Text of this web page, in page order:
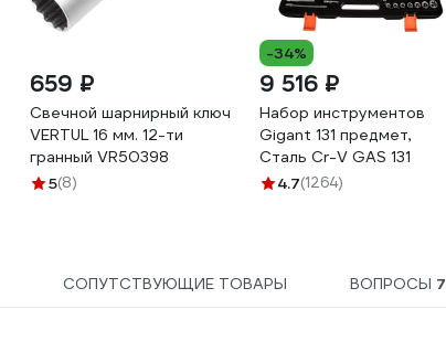
659 ₽
Свечной шарнирный ключ
VERTUL 16 мм. 12-ти
гранный VR50398
5(8)
-34%
9 516 ₽
Набор инструментов
Gigant 131 предмет,
Сталь Cr-V GAS 131
4.7(1264)
СОПУТСТВУЮЩИЕ ТОВАРЫ ВОПРОСЫ 7